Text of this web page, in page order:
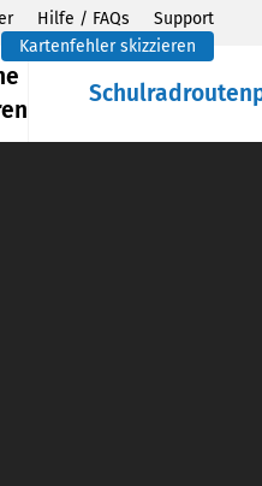
Hilfe / FAQs
Support
Kartenfehler skizzieren